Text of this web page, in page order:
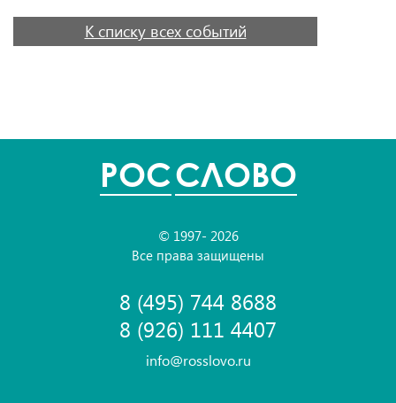
К списку всех событий
POCСЛОВО
© 1997- 2026
Все права защищены
8 (495) 744 8688
8 (926) 111 4407
info@rosslovo.ru